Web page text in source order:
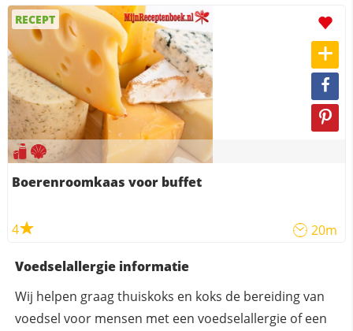
RECEPT
Boerenroomkaas voor buffet
4 20m
Voedselallergie informatie
Wij helpen graag thuiskoks en koks de bereiding van
voedsel voor mensen met een voedselallergie of een